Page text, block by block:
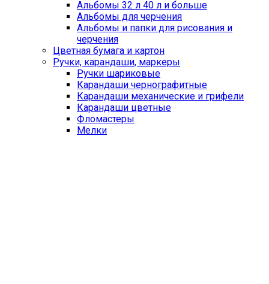
Альбомы 32 л 40 л и больше
Альбомы для черчения
Альбомы и папки для рисования и
черчения
Цветная бумага и картон
Ручки, карандаши, маркеры
Ручки шариковые
Карандаши чернографитные
Карандаши механические и грифели
Карандаши цветные
Фломастеры
Мелки